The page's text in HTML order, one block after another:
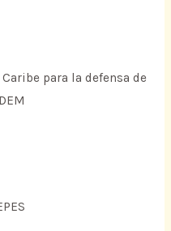
para la defensa de